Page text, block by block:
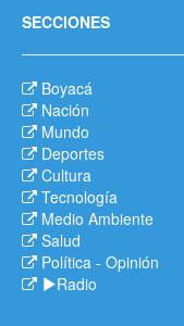
SECCIONES
Boyacá
Nación
Mundo
Deportes
Cultura
Tecnología
Medio Ambiente
Salud
Política - Opinión
Radio